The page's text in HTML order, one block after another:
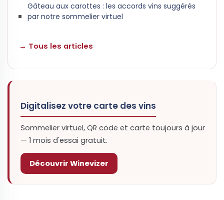
Gâteau aux carottes : les accords vins suggérés
par notre sommelier virtuel
→ Tous les articles
Digitalisez votre carte des vins
Sommelier virtuel, QR code et carte toujours à jour
— 1 mois d'essai gratuit.
Découvrir Winevizer